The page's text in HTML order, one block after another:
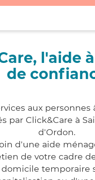
l'aide
de
aux personnes
par Click&Care à
d'Ordon.
d'une aide
de votre cadre
domicile temporaire